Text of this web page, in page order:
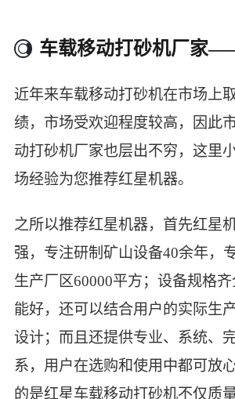
车载移动打砂机厂家
近年来车载移动打砂机在市场上
绩，市场受欢迎程度较高，因此
动打砂机厂家也层出不穷，这里
场经验为您推荐红星机器。
之所以推荐红星机器，首先红星
强，专注研制矿山设备40余年，
生产厂区60000平方；设备规格
能好，还可以结合用户的实际生
设计；而且还提供专业、系统、
系，用户在选购和使用中都可放
的是红星车载移动打砂机不仅质